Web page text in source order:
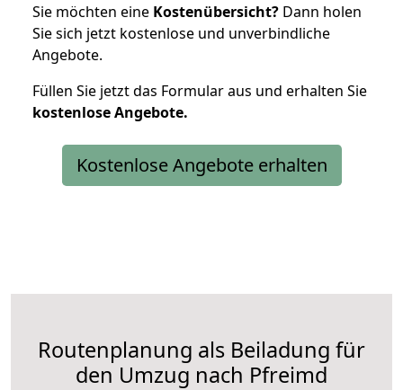
Sie möchten eine Kostenübersicht? Dann holen
Sie sich jetzt kostenlose und unverbindliche
Angebote.
Füllen Sie jetzt das Formular aus und erhalten Sie
kostenloseAngebote.
Kostenlose Angebote erhalten
Routenplanung als Beiladung für
den Umzug nach Pfreimd